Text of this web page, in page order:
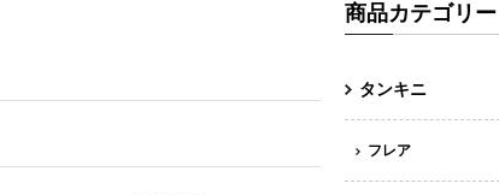
商品カテゴリー
タンキニ
フレア